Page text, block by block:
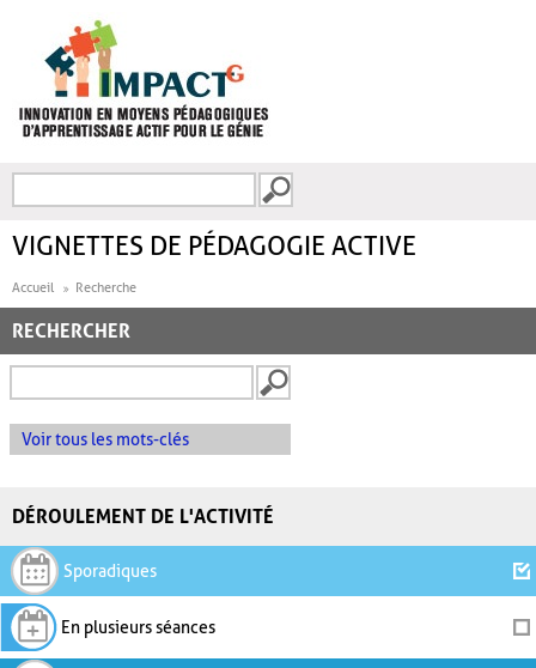
FORMULAIRE DE
VIGNETTES DE PÉDAGOGIE ACTIVE
Accueil Recherche
RECHERCHER
Voir tous les mots-clés
DÉROULEMENT DE L'ACTIVITÉ
Sporadiques
En plusieurs séances